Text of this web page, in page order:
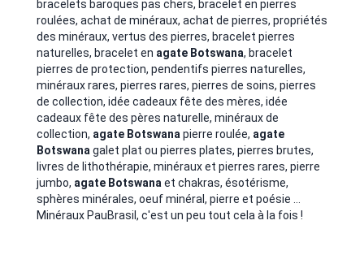
bracelets baroques pas chers, bracelet en pierres
roulées, achat de minéraux, achat de pierres, propriétés
des minéraux, vertus des pierres, bracelet pierres
naturelles, bracelet en agate Botswana, bracelet
pierres de protection, pendentifs pierres naturelles,
minéraux rares, pierres rares, pierres de soins, pierres
de collection, idée cadeaux fête des mères, idée
cadeaux fête des pères naturelle, minéraux de
collection, agate Botswana pierre roulée, agate
Botswana galet plat ou pierres plates, pierres brutes,
livres de lithothérapie, minérauxet pierres rares, pierre
jumbo, agate Botswana et chakras, ésotérisme,
sphères minérales, oeuf minéral, pierre et poésie ...
Minéraux PauBrasil, c'est un peu tout cela à la fois !